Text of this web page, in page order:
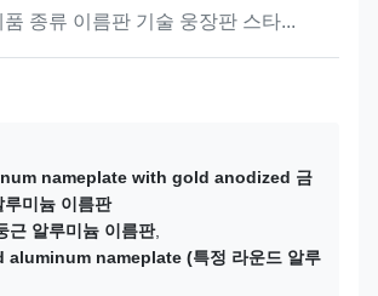
종류 이름판 기술 웅장판 스타...
nameplate with gold anodized 금
미늄 이름판
근 알루미늄 이름판,
nameplate (특정 라운드 알루